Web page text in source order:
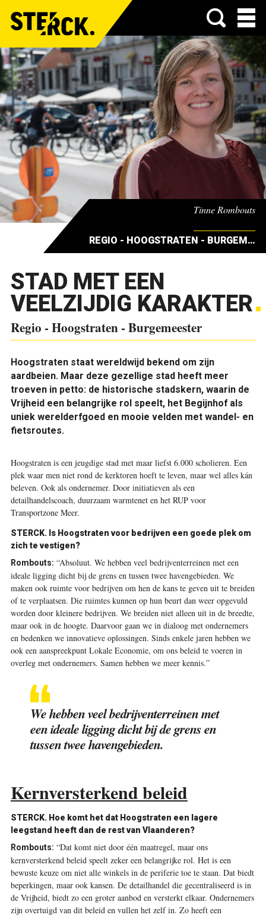
Menu
Tinne Rombouts
REGIO - HOOGSTRATEN - BURGEMEESTER
STAD MET EEN
VEELZIJDIG KARAKTER
Regio - Hoogstraten - Burgemeester
Hoogstraten staat wereldwijd bekend om zijn
aardbeien. Maar deze gezellige stad heeft meer
troeven in petto: de historische stadskern, waarin de
Vrijheid een belangrijke rol speelt, het Begijnhof als
uniek werelderfgoed en mooie velden met wandel- en
fietsroutes.
Hoogstraten is een jeugdige stad met maar liefst 6.000 scholieren. Een
plek waar men niet rond de kerktoren hoeft te leven, maar wel alles kán
beleven. Ook als ondernemer. Door initiatieven als een
detailhandelscoach, duurzaam warmtenet en het RUP voor
Transportzone Meer.
STERCK. Is Hoogstraten voor bedrijven een goede plek om
zich te vestigen?
Rombouts: “Absoluut. We hebben veel bedrijventerreinen met een
ideale ligging dicht bij de grens en tussen twee havengebieden. We
maken ook ruimte voor bedrijven om hen de kans te geven uit te breiden
of te verplaatsen. Die ruimtes kunnen op hun beurt dan weer opgevuld
worden door kleinere bedrijven. We breiden niet alleen uit in de breedte,
maar ook in de hoogte. Daarvoor gaan we in dialoog met ondernemers
en bedenken we innovatieve oplossingen. Sinds enkele jaren hebben we
ook een aanspreekpunt Lokale Economie, om ons beleid te voeren in
overleg met ondernemers. Samen hebben we meer kennis.”
We hebben veel bedrijventerreinen met
een ideale ligging dicht bij de grens en
tussen twee havengebieden.
Kernversterkend beleid
STERCK. Hoe komt het dat Hoogstraten een lagere
leegstand heeft dan de rest van Vlaanderen?
Rombouts: “Dat komt niet door één maatregel, maar ons
kernversterkend beleid speelt zeker een belangrijke rol. Het is een
bewuste keuze om niet alle winkels in de periferie toe te staan. Dat biedt
beperkingen, maar ook kansen. De detailhandel die gecentraliseerd is in
de Vrijheid, biedt zo een groter aanbod en versterkt elkaar. Ondernemers
zijn overtuigd van dit beleid en vullen het zelf in. Zo heeft een